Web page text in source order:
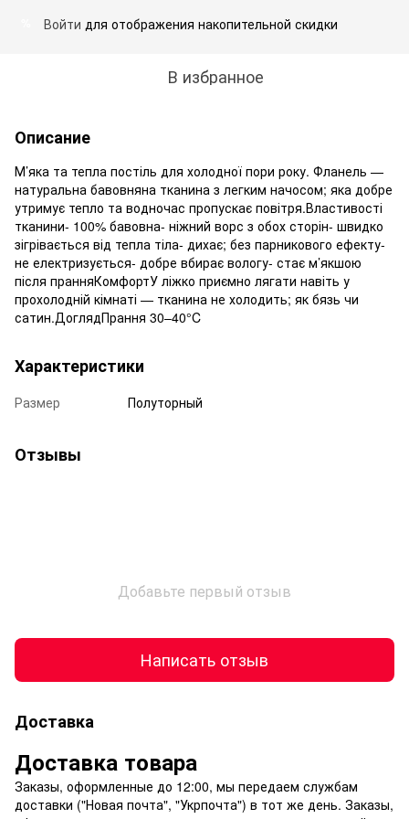
Войти для отображения накопительной скидки
В избранное
Описание
М’яка та тепла постіль для холодної пори року. Фланель —
натуральна бавовняна тканина з легким начосом; яка добре
утримує тепло та водночас пропускає повітря.Властивості
тканини- 100% бавовна- ніжний ворс з обох сторін- швидко
зігрівається від тепла тіла- дихає; без парникового ефекту-
не електризується- добре вбирає вологу- стає м’якшою
після пранняКомфортУ ліжко приємно лягати навіть у
прохолодній кімнаті — тканина не холодить; як бязь чи
сатин.ДоглядПрання 30–40°C
Характеристики
Размер Полуторный
Отзывы
Добавьте первый отзыв
Написать отзыв
Доставка
Доставка товара
Заказы, оформленные до 12:00, мы передаем службам
доставки ("Новая почта", "Укрпочта") в тот же день. Заказы,